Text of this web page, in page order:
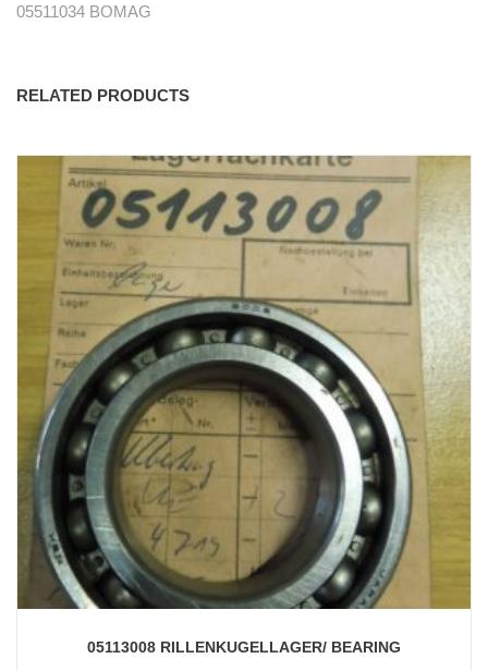
05511034 BOMAG
RELATED PRODUCTS
05113008 RILLENKUGELLAGER/ BEARING